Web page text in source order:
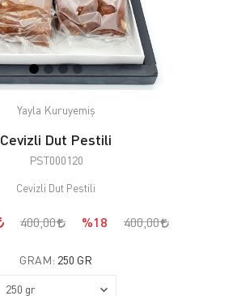
Yayla Kuruyemiş
Cevizli Dut Pestili
PST000120
Cevizli Dut Pestili
400,00 %18 400,00
GRAM: 250 GR